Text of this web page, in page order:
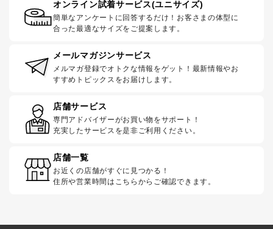
オンライン試着サービス(ユニサイズ)
簡単なアンケートに回答するだけ！お客さまの体型に
合った最適なサイズをご提案します。
メールマガジンサービス
メルマガ登録でオトクな情報をゲット！最新情報やお
すすめトピックスをお届けします。
店舗サービス
専門アドバイザーがお買い物をサポート！
充実したサービスを是非ご利用ください。
店舗一覧
お近くの店舗がすぐに見つかる！
住所や営業時間はこちらからご確認できます。